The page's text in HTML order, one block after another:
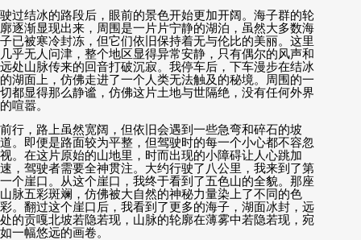
驶过结冰的路段后，眼前的景色开始更加开阔。海子群的轮
廓逐渐显现出来，周围是一片片宁静的湖泊，虽然大多数海
子已被寒冷封冻，但它们依旧保持着无与伦比的美丽。这里
几乎无人问津，整个地区显得异常安静，只有偶尔的风声和
远处山脉传来的回音打破沉寂。我停车后，下车漫步在结冰
的湖面上，仿佛走进了一个人类无法触及的秘境。周围的一
切都显得那么静谧，仿佛这片土地与世隔绝，没有任何外界
的喧嚣。
前行，路上虽然宽阔，但依旧会遇到一些急弯和碎石的坡
道。即便是路面较为平整，但驾驶时的每一个小心都不容忽
视。在这片原始的山地里，时而出现的小障碍让人心跳加
速，驾驶者需要全神贯注。大约行驶了八公里，我来到了第
一个崖口。从这个崖口，我终于看到了五色山的全貌。那座
山脉五彩斑斓，仿佛被大自然的神秘力量染上了不同的色
彩。翻过这个崖口后，我看到了更多的海子，湖面冰封，远
处的贡嘎北坡若隐若现，山脉的轮廓在薄雾中若隐若现，宛
如一幅悠远的画卷。